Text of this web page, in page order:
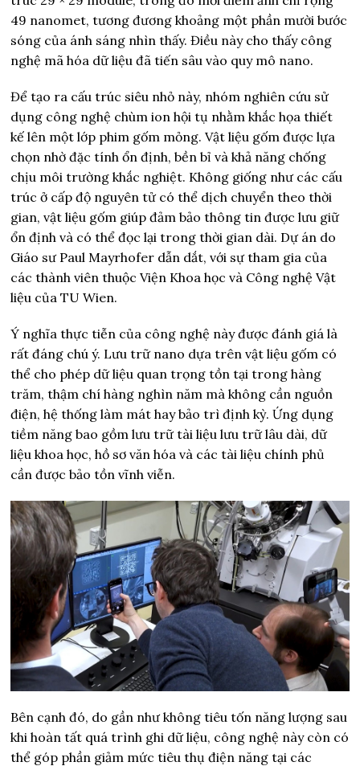
49 nanomet, tương đương khoảng một phần mười bước
sóng của ánh sáng nhìn thấy. Điều này cho thấy công
nghệ mã hóa dữ liệu đã tiến sâu vào quy mô nano.
Để tạo ra cấu trúc siêu nhỏ này, nhóm nghiên cứu sử
dụng công nghệ chùm ion hội tụ nhằm khắc họa thiết
kế lên một lớp phim gốm mỏng. Vật liệu gốm được lựa
chọn nhờ đặc tính ổn định, bền bỉ và khả năng chống
chịu môi trường khắc nghiệt. Không giống như các cấu
trúc ở cấp độ nguyên tử có thể dịch chuyển theo thời
gian, vật liệu gốm giúp đảm bảo thông tin được lưu giữ
ổn định và có thể đọc lại trong thời gian dài. Dự án do
Giáo sư Paul Mayrhofer dẫn dắt, với sự tham gia của
các thành viên thuộc Viện Khoa học và Công nghệ Vật
liệu của TU Wien.
Ý nghĩa thực tiễn của công nghệ này được đánh giá là
rất đáng chú ý. Lưu trữ nano dựa trên vật liệu gốm có
thể cho phép dữ liệu quan trọng tồn tại trong hàng
trăm, thậm chí hàng nghìn năm mà không cần nguồn
điện, hệ thống làm mát hay bảo trì định kỳ. Ứng dụng
tiềm năng bao gồm lưu trữ tài liệu lưu trữ lâu dài, dữ
liệu khoa học, hồ sơ văn hóa và các tài liệu chính phủ
cần được bảo tồn vĩnh viễn.
Bên cạnh đó, do gần như không tiêu tốn năng lượng sau
khi hoàn tất quá trình ghi dữ liệu, công nghệ này còn có
thể góp phần giảm mức tiêu thụ điện năng tại các